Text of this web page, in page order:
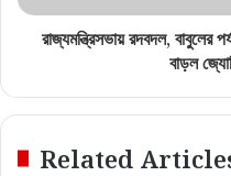
রাজ্যমন্ত্রিসভায় রদবদল, বাবুলের
বাড়ল
Related